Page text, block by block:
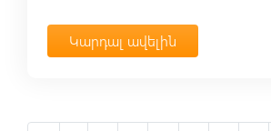
Կարդալ ավելին